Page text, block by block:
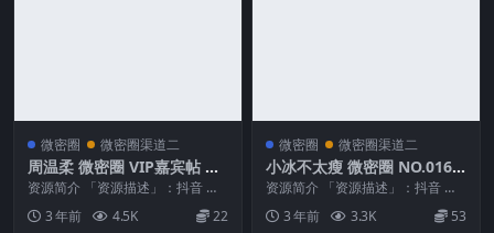
微密圈 微密圈渠道二
周温柔 微密圈 VIP嘉宾帖 N
O.045期 最新至：2023.12.2
3
资源简介 「资源描述」：抖音 周
温柔 微密圈 VIP嘉宾帖 NO.045期
【1...3 年前 4.5K 22
微密圈 微密圈渠道二
小冰不太瘦 微密圈 NO.016
期 最新至：2023.8.11
资源简介 「资源描述」：抖音 小
冰不太瘦 微密圈 NO.016期 【6P1
V】最...
3 年前 3.3K 53